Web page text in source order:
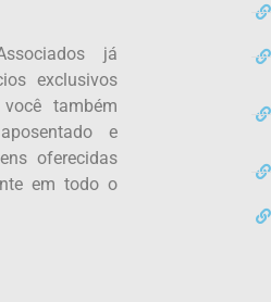
já
exclusivos
também
e
oferecidas
em todo o